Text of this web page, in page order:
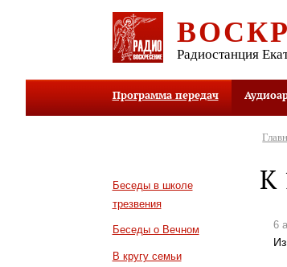
Радиостанция
Программа передач
Беседы в школе
трезвения
Беседы о Вечном
В кругу семьи
К
6